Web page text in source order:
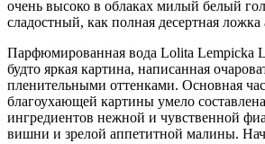
очень высоко в облаках милый белый
сладостный, как полная десертная
Парфюмированная вода Lolita Lempicka
будто яркая картина, написанная
пленительными оттенками. Основная
благоухающей картины умело
ингредиентов нежной и чувственной
вишни и зрелой аппетитной малины.